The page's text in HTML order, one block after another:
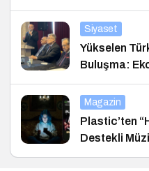
Siyaset
Yükselen
Buluşma:
ve Hukuk
Magazin
Plastic’ten
Destekli